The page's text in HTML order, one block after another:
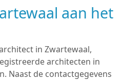
aan het
in Zwartewaal,
architecten in
Naast de contactgegevens